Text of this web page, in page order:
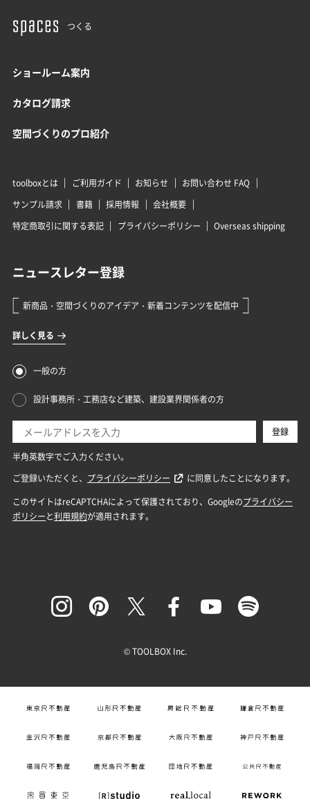
つくる
ショールーム案内
カタログ請求
空間づくりのプロ紹介
toolboxとは ご利用ガイド お知らせ
お問い合わせ FAQ
サンプル請求
書籍 採用情報
会社概要
特定商取引に関する表記
プライバシーポリシー Overseas shipping
© TOOLBOX Inc.